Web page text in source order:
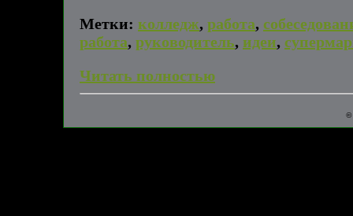
Метки: колледж, работа,
работа, руководитель, идеи,
Читать полностью
©